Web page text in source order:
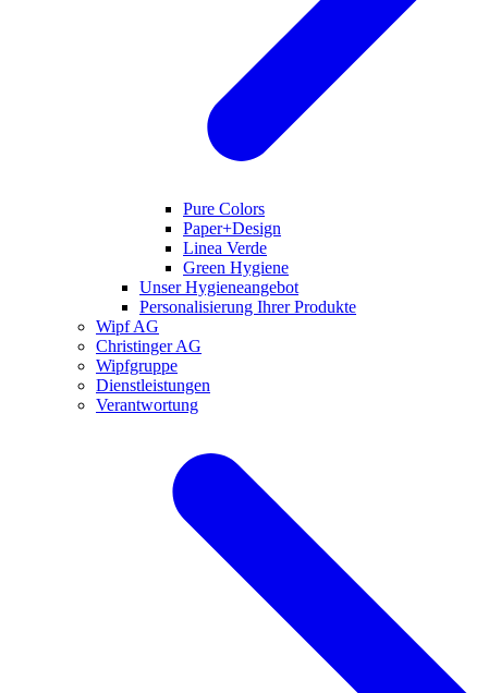
Pure Colors
Paper+Design
Linea Verde
Green Hygiene
Unser Hygieneangebot
Personalisierung Ihrer Produkte
Wipf AG
Christinger AG
Wipfgruppe
Dienstleistungen
Verantwortung